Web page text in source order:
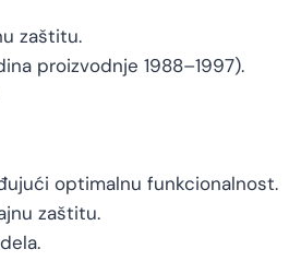
zaštitu.
proizvodnje 1988–1997).
optimalnu funkcionalnost.
zaštitu.